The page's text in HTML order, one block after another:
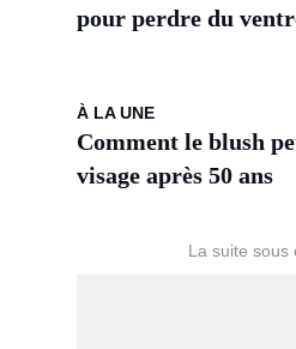
pour perdre du
À LA UNE
Comment le blush
visage après 50 ans